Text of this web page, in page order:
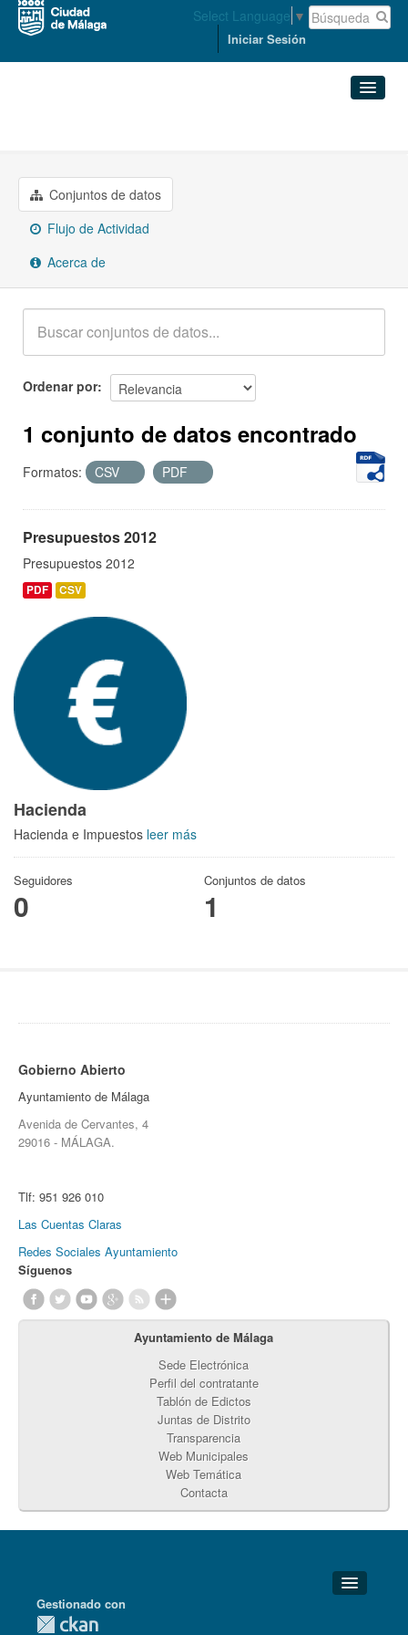
Select Language ▼
Iniciar Sesión
Organizaciones
Grupos
Acerca de
Conjuntos de datos
Flujo de Actividad
Acerca de
Ordenar por
1 conjunto de datos encontrado
Formatos: CSV PDF
Presupuestos 2012
Presupuestos 2012
PDF CSV
Hacienda
Hacienda e Impuestos leer más
Seguidores
0
Conjuntos de datos
1
Gobierno Abierto
Ayuntamiento de Málaga
Avenida de Cervantes, 4
29016 - MÁLAGA.
Tlf: 951 926 010
Las Cuentas Claras
Redes Sociales Ayuntamiento
Síguenos
Ayuntamiento de Málaga
Sede Electrónica
Perfil del contratante
Tablón de Edictos
Juntas de Distrito
Transparencia
Web Municipales
Web Temática
Contacta
Detalles Técnicos
Gestionado con